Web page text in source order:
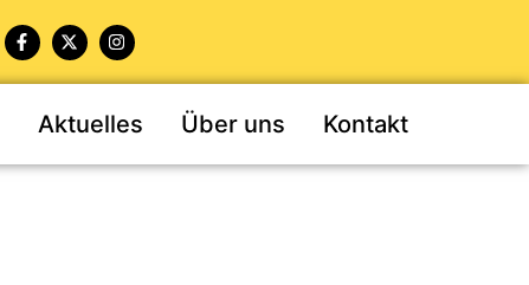
Aktuelles Über uns Kontakt